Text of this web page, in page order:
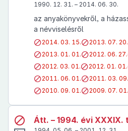
1990. 12. 31. – 2014. 06. 30.
az anyakönyvekről, a
a névviselésről
2014. 03. 15. 2013. 07. 20.
2013. 01. 01.
2012. 06. 27.
2012. 03. 01.
2012. 01. 01.
2011. 06. 01.
2011. 03. 09.
2010. 09. 01.
2009. 07. 01.
Átt. – 1994. évi XXXIX.